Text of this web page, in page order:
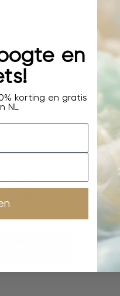
en
korting en gratis
NL